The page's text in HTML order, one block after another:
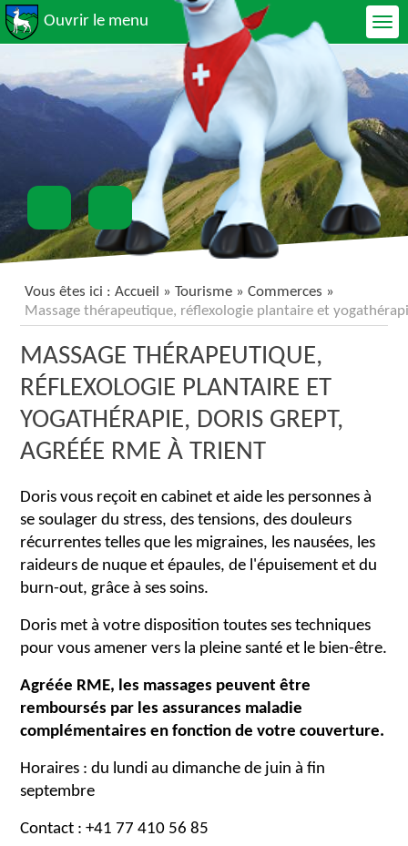
Ouvrir le menu
Vous êtes ici :Accueil » Tourisme »Commerces »
Massage thérapeutique, réflexologie plantaire et
MASSAGE THÉRAPEUTIQUE,
RÉFLEXOLOGIE PLANTAIRE ET
YOGATHÉRAPIE, DORIS GREPT,
AGRÉÉE RME À TRIENT
Doris vous reçoit en cabinet et aide les personnes à
se soulager du stress, des tensions, des douleurs
récurrentes telles que les migraines, les nausées, les
raideurs de nuque et épaules, de l'épuisement et du
burn-out, grâce à ses soins.
Doris met à votre disposition toutes ses techniques
pour vous amener vers la pleine santé et le bien-être.
Agréée RME, les massages peuvent être
remboursés par les assurances maladie
complémentaires en fonction de votre couverture.
Horaires : du lundi au dimanche de juin à fin
septembre
Contact : +41 77 410 56 85